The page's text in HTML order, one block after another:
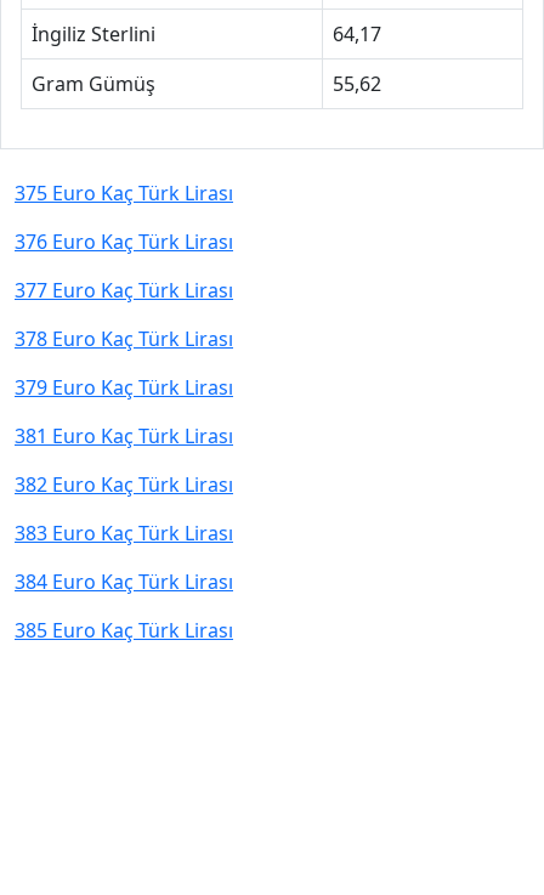
İngiliz Sterlini
64,17
Gram Gümüş
55,62
375 Euro Kaç Türk Lirası
376 Euro Kaç Türk Lirası
377 Euro Kaç Türk Lirası
378 Euro Kaç Türk Lirası
379 Euro Kaç Türk Lirası
381 Euro Kaç Türk Lirası
382 Euro Kaç Türk Lirası
383 Euro Kaç Türk Lirası
384 Euro Kaç Türk Lirası
385 Euro Kaç Türk Lirası